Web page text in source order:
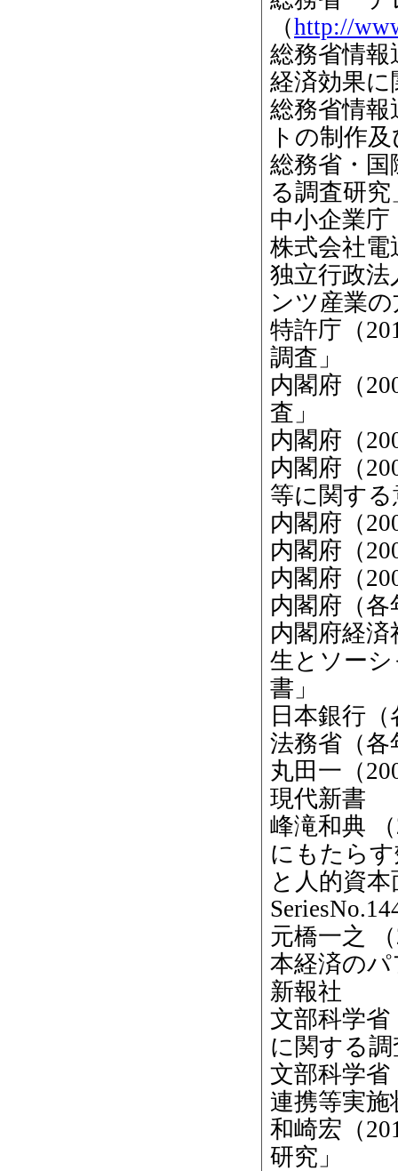
（http://
総務省情報
経済効果
総務省情
トの制作
総務省・国
る調査研究
中小企業庁
株式会社電
独立行政法
ンツ産業
特許庁（
調査」
内閣府（
査」
内閣府（
内閣府（
等に関す
内閣府（
内閣府（
内閣府（
内閣府（各
内閣府経
生とソー
書」
日本銀行
法務省（各
丸田一（
現代新書
峰滝和典
にもたら
と人的資本
元橋一之
本経済の
新報社
文部科学省
に関する
文部科学省
連携等実
和崎宏（
研究」